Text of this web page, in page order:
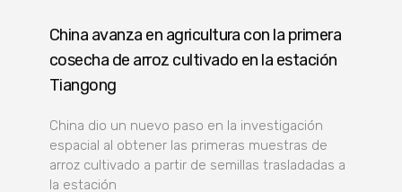
China avanza en agricultura con la primera
cosecha de arroz cultivado en la estación
Tiangong
China dio un nuevo paso en la investigación
espacial al obtener las primeras muestras de
arroz cultivado a partir de semillas trasladadas a
la estación